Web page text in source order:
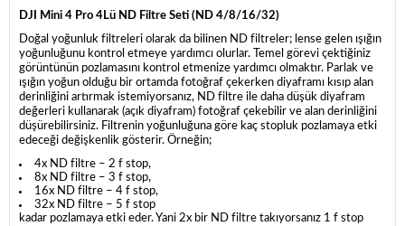
DJI Mini 4 Pro 4Lü ND Filtre Seti (ND 4/8/16/32)
Doğal yoğunluk filtreleri olarak da bilinen ND filtreler; lense gelen ışığın
yoğunluğunu kontrol etmeye yardımcı olurlar. Temel görevi çektiğiniz
görüntünün pozlamasını kontrol etmenize yardımcı olmaktır. Parlak ve
ışığın yoğun olduğu bir ortamda fotoğraf çekerken diyaframı kısıp alan
derinliğini artırmak istemiyorsanız, ND filtre ile daha düşük diyafram
değerleri kullanarak (açık diyafram) fotoğraf çekebilir ve alan derinliğini
düşürebilirsiniz. Filtrenin yoğunluğuna göre kaç stopluk pozlamaya etki
edeceği değişkenlik gösterir. Örneğin;
4x ND filtre – 2 f stop,
8x ND filtre – 3 f stop,
16x ND filtre – 4 f stop,
32x ND filtre – 5 f stop
kadar pozlamaya etki eder. Yani 2x bir ND filtre takıyorsanız 1 f stop